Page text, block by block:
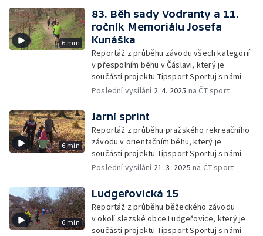
6 min
83. Běh sady Vodranty a 11.
ročník Memoriálu Josefa
Kunáška
Reportáž z průběhu závodu všech kategorií
v přespolním běhu v Čáslavi, který je
součástí projektu Tipsport Sportuj s námi
Poslední vysílání 2. 4. 2025 na ČT sport
6 min
Jarní sprint
Reportáž z průběhu pražského rekreačního
závodu v orientačním běhu, který je
součástí projektu Tipsport Sportuj s námi
Poslední vysílání 21. 3. 2025 na ČT sport
6 min
Ludgeřovická 15
Reportáž z průběhu běžeckého závodu
v okolí slezské obce Ludgeřovice, který je
součástí projektu Tipsport Sportuj s námi